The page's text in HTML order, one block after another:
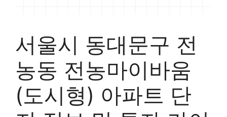
서울시 동대문구 전
농동 전농마이바움
(도시형) 아파트 단